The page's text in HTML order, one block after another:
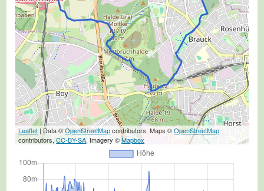
Leaflet | Data ©OpenStreetMapcontributors, Maps ©OpenStreetMap
contributors,CC-BY-SA, Imagery ©Mapbox